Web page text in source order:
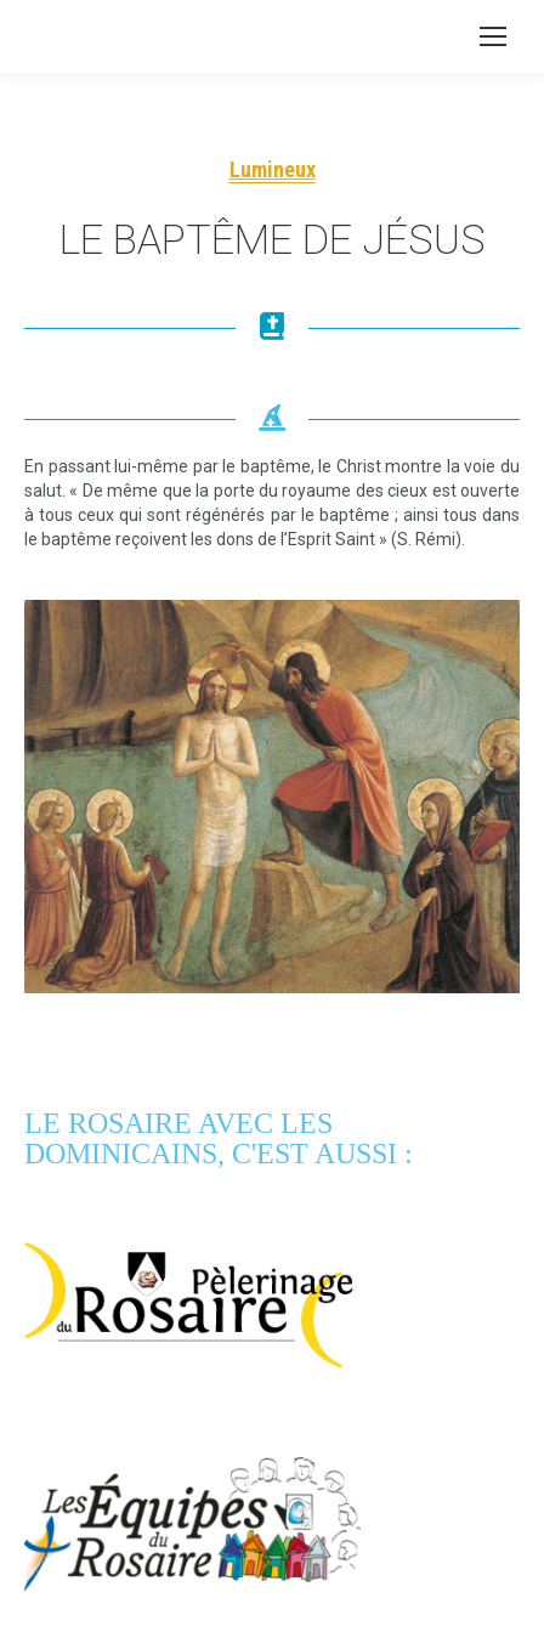
Lumineux
LE BAPTÊME DE JÉSUS
En passant lui-même par le baptême, le Christ montre la voie du
salut. « De même que la porte du royaume des cieux est ouverte
à tous ceux qui sont régénérés par le baptême ; ainsi tous dans
le baptême reçoivent les dons de l’Esprit Saint » (S. Rémi).
LE ROSAIRE AVEC LES
DOMINICAINS, C'EST AUSSI :